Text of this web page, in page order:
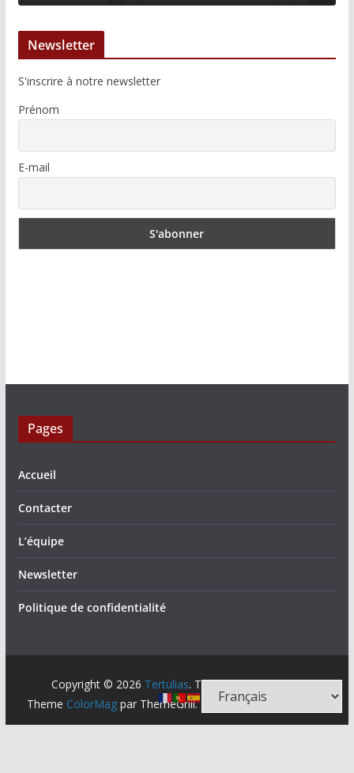
Newsletter
S'inscrire à notre newsletter
Prénom
E-mail
Pages
Accueil
Contacter
L’équipe
Newsletter
Politique de confidentialité
Copyright © 2026 Tertulias. Tous droits réservés.
Theme ColorMagpar ThemeGrill. Propulsé par